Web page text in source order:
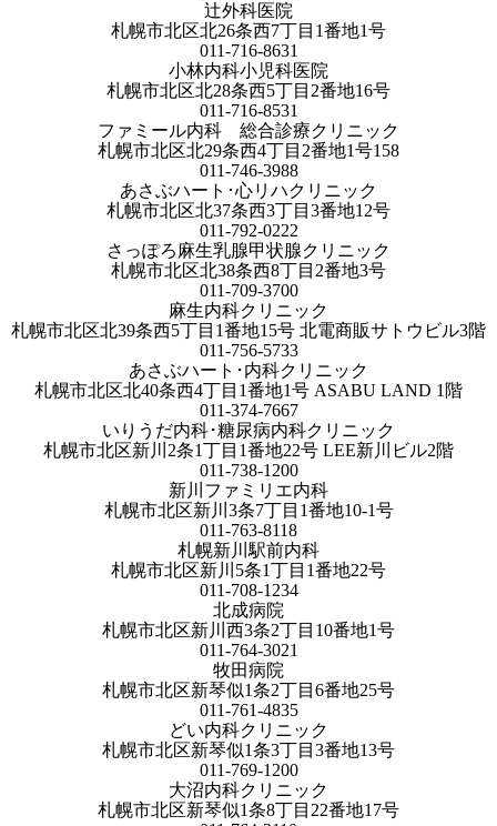
辻外科医院
札幌市北区北26条西7丁目1番地1号
011-716-8631
小林内科小児科医院
札幌市北区北28条西5丁目2番地16号
011-716-8531
ファミール内科 総合診療クリニック
札幌市北区北29条西4丁目2番地1号158
011-746-3988
あさぶハート･心リハクリニック
札幌市北区北37条西3丁目3番地12号
011-792-0222
さっぽろ麻生乳腺甲状腺クリニック
札幌市北区北38条西8丁目2番地3号
011-709-3700
麻生内科クリニック
札幌市北区北39条西5丁目1番地15号 北電商販サトウビル3階
011-756-5733
あさぶハート･内科クリニック
札幌市北区北40条西4丁目1番地1号 ASABU LAND 1階
011-374-7667
いりうだ内科･糖尿病内科クリニック
札幌市北区新川2条1丁目1番地22号 LEE新川ビル2階
011-738-1200
新川ファミリエ内科
札幌市北区新川3条7丁目1番地10-1号
011-763-8118
札幌新川駅前内科
札幌市北区新川5条1丁目1番地22号
011-708-1234
北成病院
札幌市北区新川西3条2丁目10番地1号
011-764-3021
牧田病院
札幌市北区新琴似1条2丁目6番地25号
011-761-4835
どい内科クリニック
札幌市北区新琴似1条3丁目3番地13号
011-769-1200
大沼内科クリニック
札幌市北区新琴似1条8丁目22番地17号